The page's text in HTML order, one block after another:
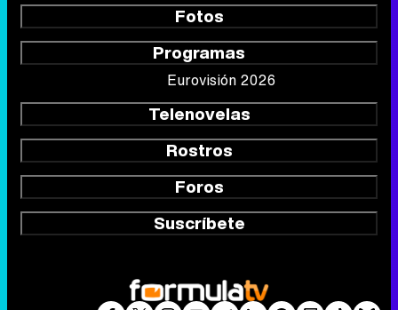
Fotos
Programas
Eurovisión 2026
Telenovelas
Rostros
Foros
Suscríbete